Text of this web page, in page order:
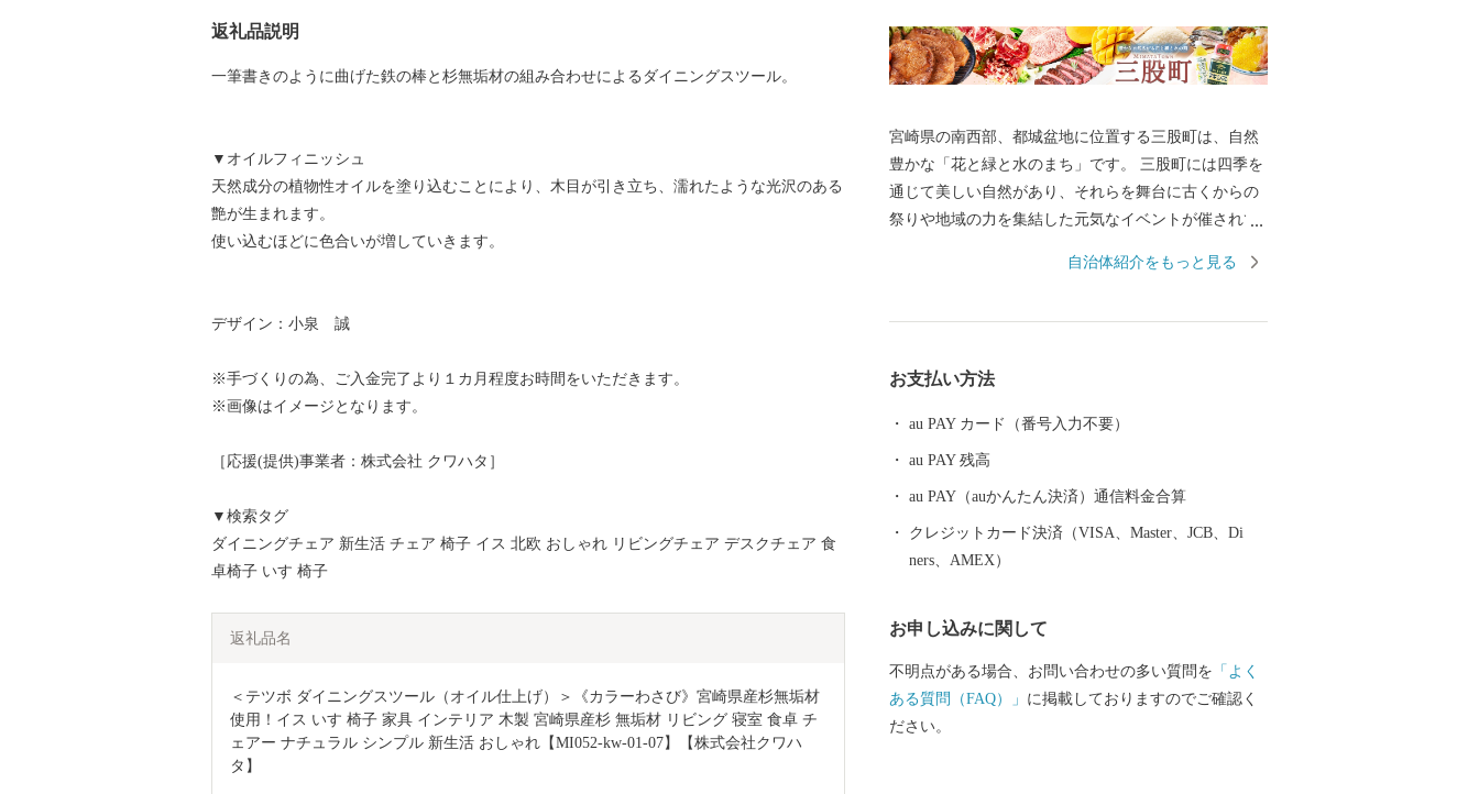
返礼品説明
一筆書きのように曲げた鉄の棒と杉無垢材の組み合わせによるダイニングスツール。
▼オイルフィニッシュ
天然成分の植物性オイルを塗り込むことにより、木目が引き立ち、濡れたような光沢のある
艶が生まれます。
使い込むほどに色合いが増していきます。
デザイン：小泉 誠
※手づくりの為、ご入金完了より１カ月程度お時間をいただきます。
※画像はイメージとなります。
［応援(提供)事業者：株式会社 クワハタ］
▼検索タグ
ダイニングチェア 新生活 チェア 椅子 イス 北欧 おしゃれ リビングチェア デスクチェア 食
卓椅子 いす 椅子
返礼品名
＜テツボ ダイニングスツール（オイル仕上げ）＞《カラーわさび》宮崎県産杉無垢材
使用！イス いす 椅子 家具 インテリア 木製 宮崎県産杉 無垢材 リビング 寝室 食卓 チ
ェアー ナチュラル シンプル 新生活 おしゃれ【MI052-kw-01-07】【株式会社クワハ
タ】
宮崎県の南西部、都城盆地に位置する三股町は、自然
豊かな「花と緑と水のまち」です。 三股町には四季を
通じて美しい自然があり、それらを舞台に古くからの
祭りや地域の力を集結した元気なイベントが催されて
む人はもちろん、初めて訪れる人も感じる魅力があふ
自治体紹介をもっと見る
お支払い方法
au PAY カード（番号入力不要）
au PAY 残高
au PAY（auかんたん決済）通信料金合算
クレジットカード決済（VISA、Master、JCB、Di
ners、AMEX）
お申し込みに関して
不明点がある場合、お問い合わせの多い質問を 「よく
ある質問（FAQ）」 に掲載しておりますのでご確認く
ださい。